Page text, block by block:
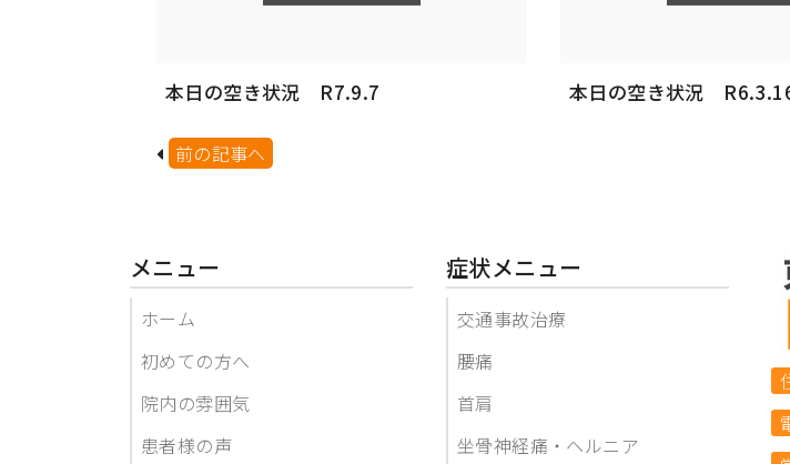
本日の空き状況 R7.9.7 本日の空き状況
前の記事へ
メニュー
ホーム
初めての方へ
院内の雰囲気
患者様の声
症状メニュー
交通事故治療
腰痛
首肩
坐骨神経痛・ヘルニア